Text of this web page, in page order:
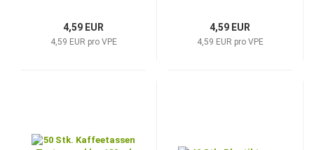
4,59 EUR
4,59 EUR pro VPE
4,59 EUR
4,59 EUR pro VPE